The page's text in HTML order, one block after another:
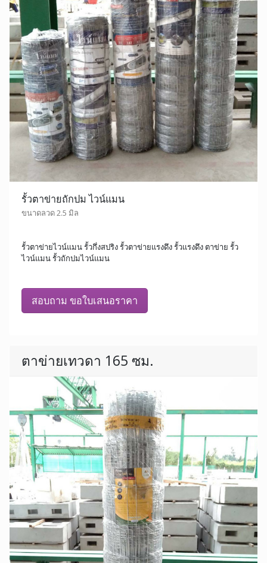
รั้วตาข่ายถักปม ไวน์แมน
ขนาดลวด 2.5 มิล
รั้วตาข่ายไวน์แมน รั้วกึ่งสปริง รั้วตาข่ายแรงดึง รั้วแรงดึง ตาข่าย รั้ว
ไวน์แมน รั้วถักปมไวน์แมน
สอบถาม ขอใบเสนอราคา
ตาข่ายเทวดา 165 ซม.